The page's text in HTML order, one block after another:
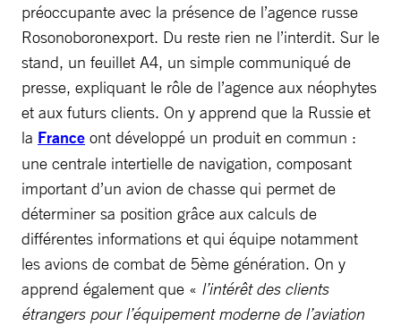
préoccupante avec la présence de l’agence russe
Rosonoboronexport. Du reste rien ne l’interdit. Sur le
stand, un feuillet A4, un simple communiqué de
presse, expliquant le rôle de l’agence aux néophytes
et aux futurs clients. On y apprend que la Russie et
la France ont développé un produit en commun :
une centrale intertielle de navigation, composant
important d’un avion de chasse qui permet de
déterminer sa position grâce aux calculs de
différentes informations et qui équipe notamment
les avions de combat de 5ème génération. On y
apprend également que « l’intérêt des clients
étrangers pour l’équipement moderne de l’aviation